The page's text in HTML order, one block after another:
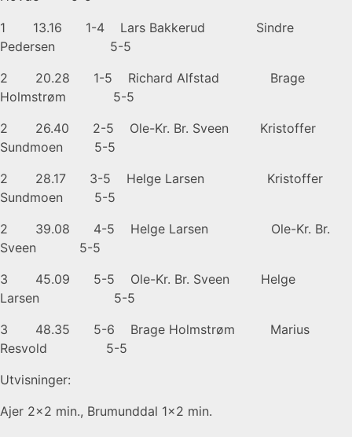
1 13.16 1-4 Lars Bakkerud Sindre
Pedersen 5-5
2 20.28 1-5 Richard Alfstad Brage
Holmstrøm 5-5
2 26.40 2-5 Ole-Kr. Br. Sveen Kristoffer
Sundmoen 5-5
2 28.17 3-5 Helge Larsen Kristoffer
Sundmoen 5-5
2 39.08 4-5 Helge Larsen Ole-Kr. Br.
Sveen 5-5
3 45.09 5-5 Ole-Kr. Br. Sveen Helge
Larsen 5-5
3 48.35 5-6 Brage Holmstrøm Marius
Resvold 5-5
Utvisninger:
Ajer 2×2 min., Brumunddal 1×2 min.